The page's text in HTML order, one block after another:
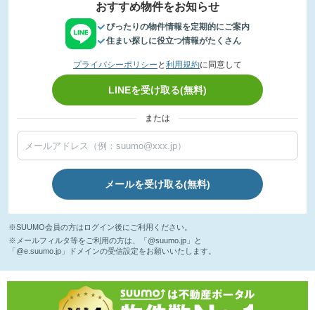
おすすめ物件をお知らせ
ぴったりの物件情報を定期的にご案内
住まい探しに役立つ情報がたくさん
プライバシーポリシー と 利用規約に同意して
LINEを受け取る(無料)
または
メールを受け取る(無料)
※SUUMO会員の方はログイン後にご利用ください。
※メールフィルタ等をご利用の方は、「@suumo.jp」と
「@e.suumo.jp」ドメインの受信設定をお願いいたします。